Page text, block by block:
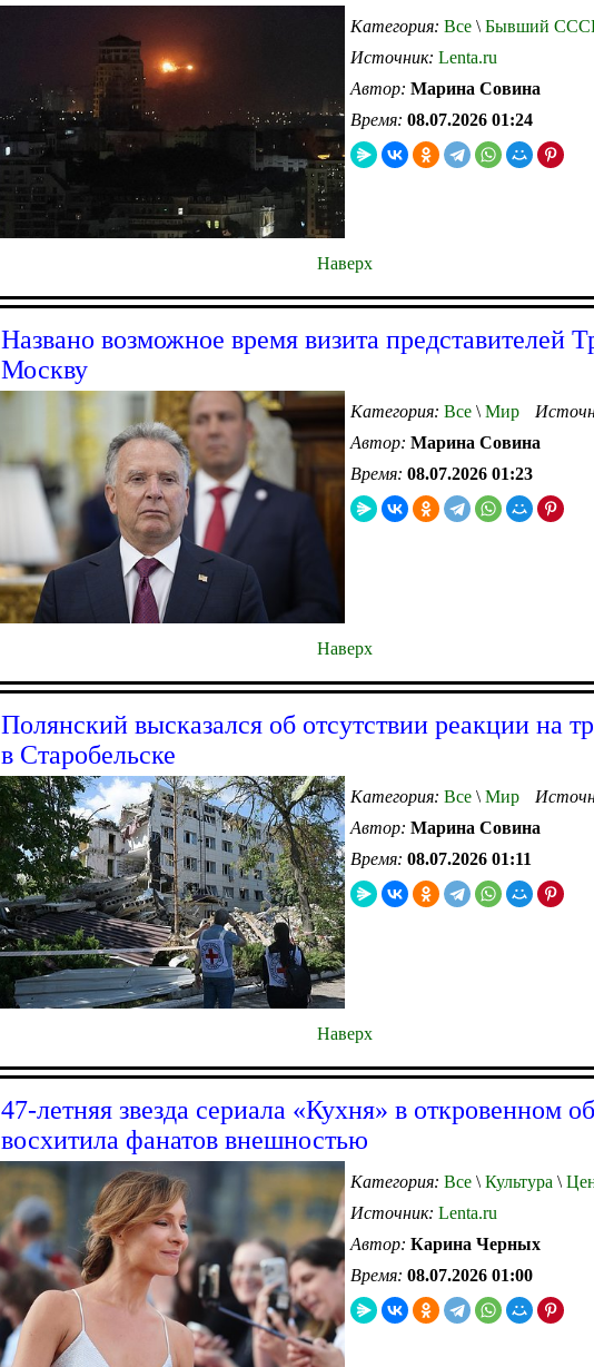
Категория: Все \ Бывший
Источник: Lenta.ru
Автор: Марина Совина
Время: 08.07.2026 01:24
Наверх
Названо возможное время визита представителей
Москву
Категория: Все \ Мир
Автор: Марина Совина
Время: 08.07.2026 01:23
Наверх
Полянский высказался об отсутствии реакции на
в Старобельске
Категория: Все \ Мир
Автор: Марина Совина
Время: 08.07.2026 01:11
Наверх
47-летняя звезда сериала «Кухня» в откровенном
восхитила фанатов внешностью
Категория: Все \ Культура \
Источник: Lenta.ru
Автор: Карина Черных
Время: 08.07.2026 01:00